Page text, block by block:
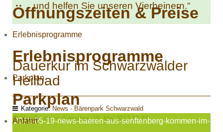
Öffnungszeiten & Preise
Erlebnisprogramme
Erlebnisprogramme
Parkplan
Parkplan
Anfahrt
und helfen Sie unseren Vierbeinern.“
Dauerkur im Schwarzwälder
Heilbad
Kategorie: News - Bärenpark Schwarzwald
Veröffentlicht: Samstag, 19. Mai 2012 12:23
2012-05-19-news-baeren-aus-senftenberg-kommen-im-